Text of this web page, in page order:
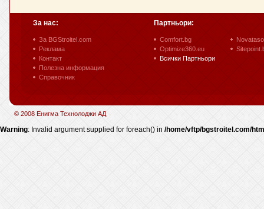
За нас:
За BGStroitel.com
Реклама
Контакт
Полезна информация
Справочник
Партньори:
Comfort.bg
Optimize360.eu
Всички Партньори
© 2008 Енигма Технолоджи АД
Warning: Invalid argument supplied for foreach() in /home/vftp/bgstroitel.com/